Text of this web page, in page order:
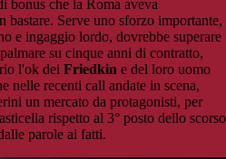
bonus che la Roma aveva
bastare. Serve uno sforzo importante,
e ingaggio lordo, dovrebbe superare
su cinque anni di contratto,
l'ok dei Friedkin e del loro uomo
nelle recenti call andate in scena,
un mercato da protagonisti, per
rispetto al 3° posto dello scorso
parole ai fatti.